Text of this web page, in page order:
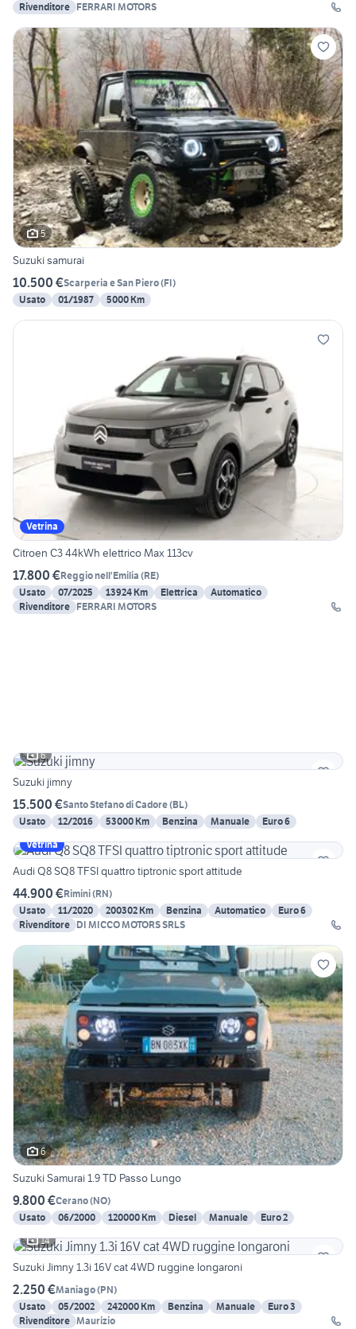
Rivenditore FERRARI MOTORS
5
Suzuki samurai
10.500 €Scarperia e San Piero(FI)
Usato
01/1987 5000 Km
Vetrina
Citroen C3 44kWh elettrico Max 113cv
17.800 €Reggio nell'Emilia (RE)
Usato
07/2025 13924 Km Elettrica
Automatico
Rivenditore FERRARI MOTORS
6
Suzuki jimny
15.500 €Santo Stefano di Cadore(BL)
Usato
12/2016 53000 Km Benzina Manuale
Euro 6
Vetrina
Audi Q8 SQ8 TFSI quattro tiptronic sport attitude
44.900 €Rimini(RN)
Usato
11/2020 200302 Km Benzina Automatico
Euro 6
Rivenditore DI MICCO MOTORS SRLS
6
Suzuki Samurai 1.9 TD Passo Lungo
9.800 €Cerano(NO)
Usato
06/2000 120000 Km Diesel Manuale
Euro 2
14
Suzuki Jimny 1.3i 16V cat 4WD ruggine longaroni
2.250 €Maniago(PN)
Usato
05/2002 242000 Km Benzina Manuale
Euro 3
Rivenditore Maurizio